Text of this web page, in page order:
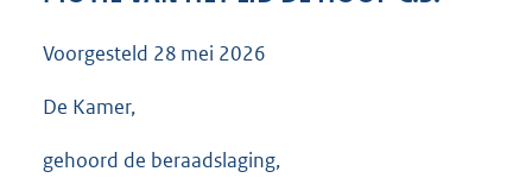
e
Voorgesteld 28 mei 2026
De Kamer,
gehoord de beraadslaging,